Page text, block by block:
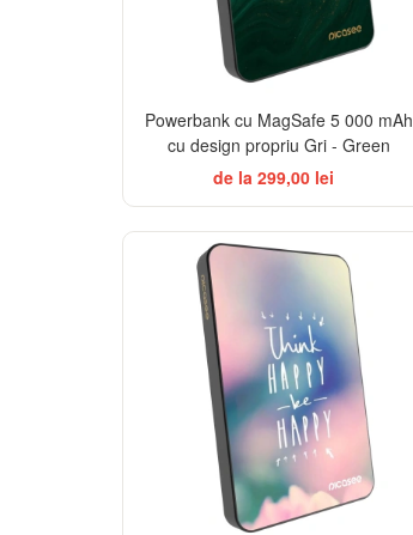
Powerbank cu MagSafe 5 000 mAh
cu design propriu Gri - Green
de la 299,00 lei